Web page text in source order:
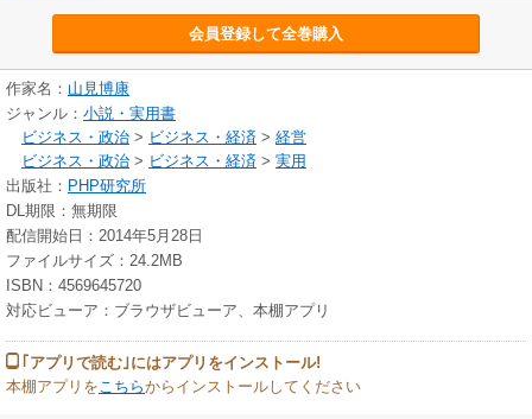
会員登録して全巻購入
作家名： 山見博康
ジャンル： 小説・実用書
ビジネス・政治 > ビジネス・経済 > 経営
ビジネス・政治 > ビジネス・経済 > 実用
出版社： PHP研究所
DL期限：無期限
配信開始日：2014年5月28日
ファイルサイズ：24.2MB
ISBN：4569645720
対応ビューア：ブラウザビューア、本棚アプリ
｢アプリで読む｣にはアプリをインストール!
本棚アプリを こちらからインストールしてください